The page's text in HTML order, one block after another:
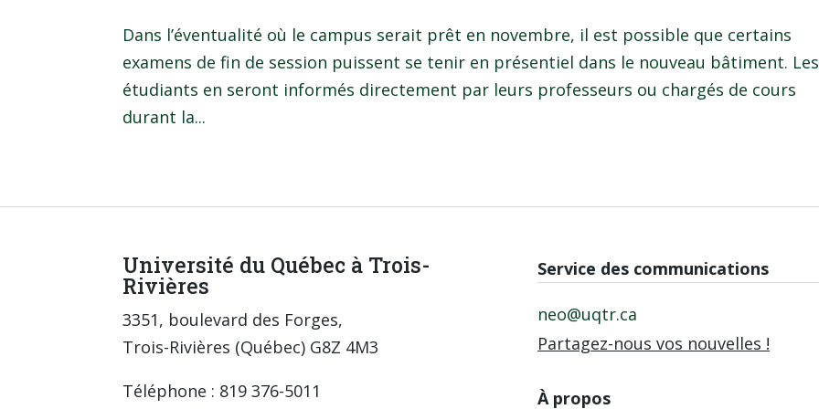
Dans l’éventualité où le campus serait prêt en novembre, il est possible que certains
examens de fin de session puissent se tenir en présentiel dans le nouveau bâtiment. Les
étudiants en seront informés directement par leurs professeurs ou chargés de cours
durant la...
Université du Québec à Trois-
Rivières
3351, boulevard des Forges,
Trois-Rivières (Québec) G8Z 4M3
Téléphone : 819 376-5011
Service des communications
neo@uqtr.ca
Partagez-nous vos nouvelles !
À propos